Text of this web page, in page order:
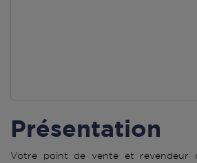
Présentation
Votre point de vente et revendeur